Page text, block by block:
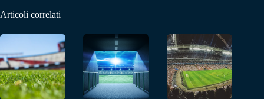
Articoli correlati